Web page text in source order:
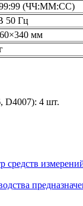
(ЧЧ:ММ:СС)
50 Гц
мм
D4007): 4 шт.
средств